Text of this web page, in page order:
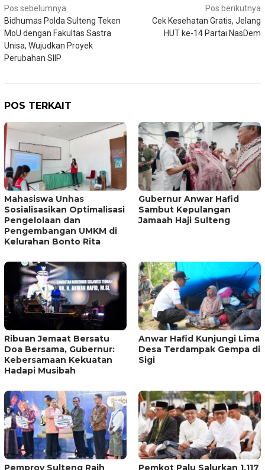
Navigasi
pos
Pos sebelumnya
Bidhumas Polda Sulteng Teken
MoU dengan Fakultas Sastra
Unisa, Wujudkan Proyek
Perubahan SIIP
Pos berikutnya
Cek Kesehatan Gratis, Jelang
HUT ke-14 Partai NasDem
POS TERKAIT
Mahasiswa Unhas
Sosialisasikan Optimalisasi
Pengelolaan dan
Pengembangan UMKM di
Kelurahan Bonto Rita
Gubernur Anwar Hafid
Sambut Kepulangan
Jamaah Haji Sulteng
Ribuan Jemaat Bersatu
Doa Bersama, Gubernur:
Kebersamaan Kekuatan
Hadapi Musibah
Anwar Hafid Kunjungi Lima
Desa Terdampak Gempa di
Sigi
Pemprov Sulteng Raih Pemkot Palu Salurkan 1.117